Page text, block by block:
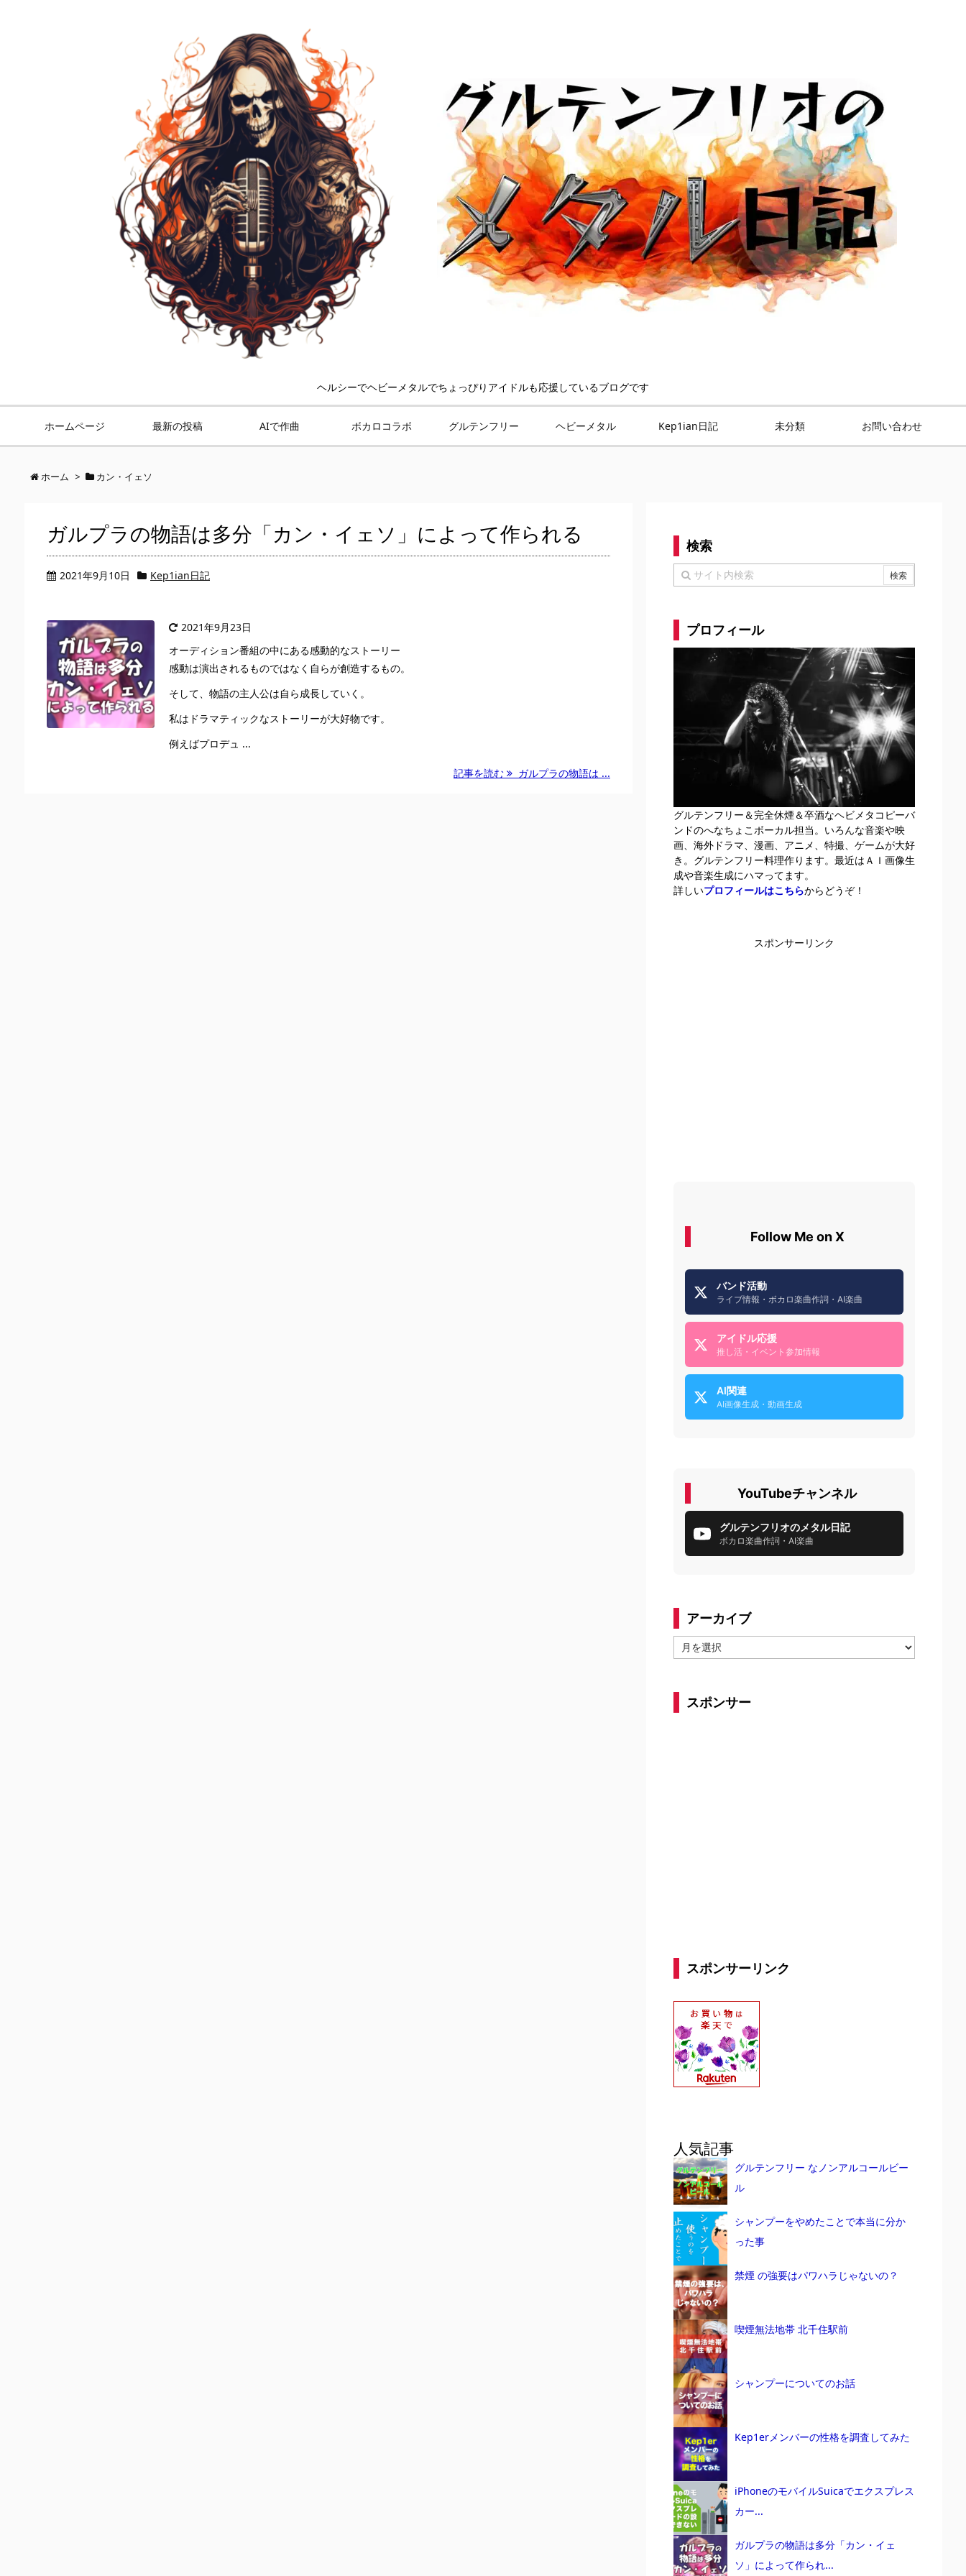
ヘルシーでヘビーメタルでちょっぴりアイドルも応援しているブログです
ホームページ 最新の投稿 AIで作曲 ボカロコラボ グルテンフリー ヘビーメタル Kep1ian日記 未分類 お問い合わせ
ホーム > カン・イェソ
ガルプラの物語は多分「カン・イェソ」によって作られる
2021年9月10日 Kep1ian日記
2021年9月23日
オーディション番組の中にある感動的なストーリー
感動は演出されるものではなく自らが創造するもの。
そして、物語の主人公は自ら成長していく。
私はドラマティックなストーリーが大好物です。
例えばプロデュ ...
記事を読む ガルプラの物語は ...
検索
プロフィール
グルテンフリー＆完全休煙＆卒酒なヘビメタコピーバ
ンドのへなちょこボーカル担当。いろんな音楽や映
画、海外ドラマ、漫画、アニメ、特撮、ゲームが大好
き。グルテンフリー料理作ります。最近はＡＩ画像生
成や音楽生成にハマってます。
詳しいプロフィールはこちらからどうぞ！
スポンサーリンク
Follow Me on X
バンド活動
ライブ情報・ボカロ楽曲作詞・AI楽曲
アイドル応援
推し活・イベント参加情報
AI関連
AI画像生成・動画生成
YouTubeチャンネル
グルテンフリオのメタル日記
ボカロ楽曲作詞・AI楽曲
アーカイブ
ー
スポンサー
スポンサーリンク
人気記事
グルテンフリー なノンアルコールビー
ル
シャンプーをやめたことで本当に分か
った事
禁煙 の強要はパワハラじゃないの？
喫煙無法地帯 北千住駅前
シャンプーについてのお話
Kep1erメンバーの性格を調査してみた
iPhoneのモバイルSuicaでエクスプレス
カー...
ガルプラの物語は多分「カン・イェ
ソ」によって作られ...